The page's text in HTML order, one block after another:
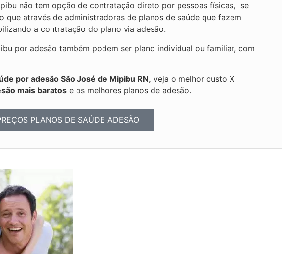
não tem opção de contratação direto por pessoas físicas, se
através de administradoras de planos de saúde que fazem
a contratação do plano via adesão.
por adesão também podem ser plano individual ou familiar, com
por adesão São José de Mipibu RN, veja o melhor custo X
mais baratos e os melhores planos de adesão.
PLANOS DE SAÚDE ADESÃO